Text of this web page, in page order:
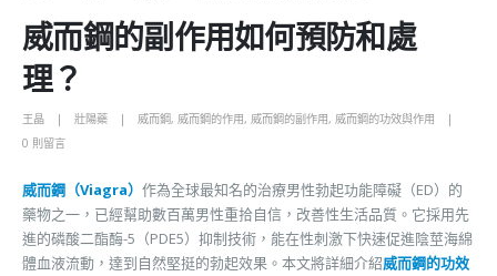
威而鋼的副作用如何預防和處
理？
王晶 壯陽藥 威而鋼, 威而鋼的作用, 威而鋼的副作用, 威而鋼的功效與作用
0 則留言
威而鋼（Viagra） 作為全球最知名的治療男性勃起功能障礙（ED）的
藥物之一，已經幫助數百萬男性重拾自信，改善性生活品質。它採用先
進的磷酸二酯酶-5（PDE5）抑制技術，能在性刺激下快速促進陰莖海綿
體血液流動，達到自然堅挺的勃起效果。本文將詳細介紹威而鋼的功效